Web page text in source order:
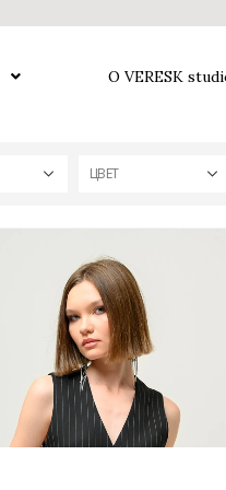
О VERESK
ЦВЕТ